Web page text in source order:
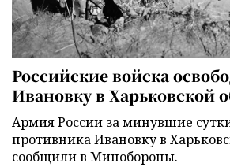
Российские войска
Ивановку в Харьковской
Армия России за минувшие
противника Ивановку в
сообщили в Минобороны.